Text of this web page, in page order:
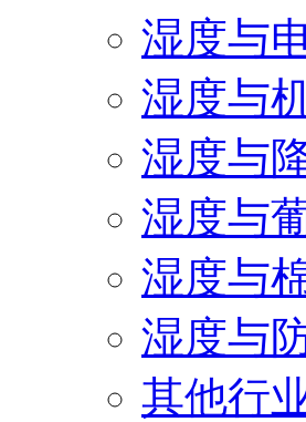
湿度与
湿度与
湿度与
湿度与
湿度与
湿度与
其他行